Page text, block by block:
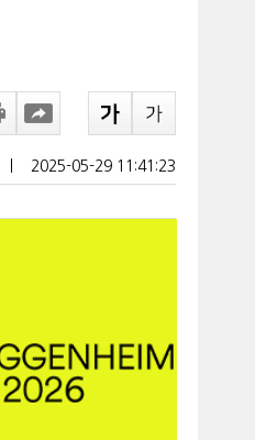
2025-05-29 11:41:23